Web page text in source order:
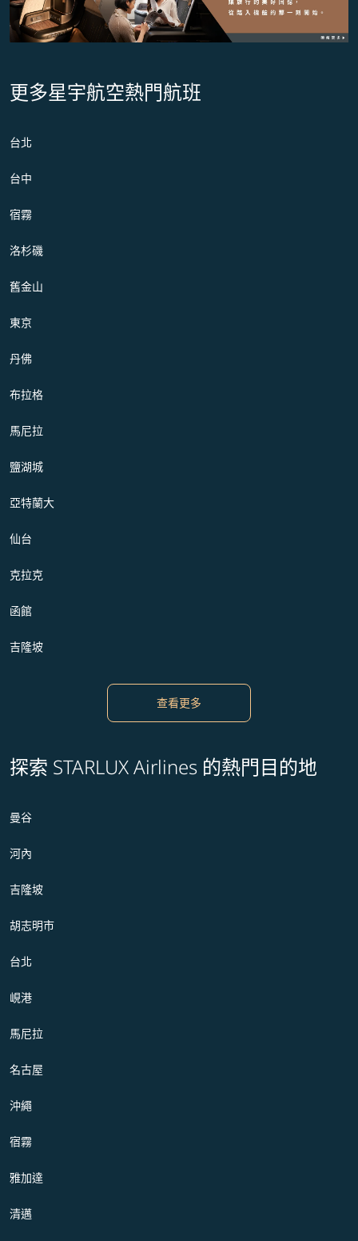
更多星宇航空熱門航班
台北
台中
宿霧
洛杉磯
舊金山
東京
丹佛
布拉格
馬尼拉
鹽湖城
亞特蘭大
仙台
克拉克
函館
吉隆坡
查看更多
探索 STARLUX Airlines 的熱門目的地
曼谷
河內
吉隆坡
胡志明市
台北
峴港
馬尼拉
名古屋
沖繩
宿霧
雅加達
清邁